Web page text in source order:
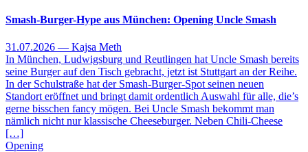
Smash-Burger-Hype aus München: Opening Uncle Smash
31.07.2026 — Kajsa Meth
In München, Ludwigsburg und Reutlingen hat Uncle Smash bereits
seine Burger auf den Tisch gebracht, jetzt ist Stuttgart an der Reihe.
In der Schulstraße hat der Smash-Burger-Spot seinen neuen
Standort eröffnet und bringt damit ordentlich Auswahl für alle, die’s
gerne bisschen fancy mögen. Bei Uncle Smash bekommt man
nämlich nicht nur klassische Cheeseburger. Neben Chili-Cheese
[…]
Opening